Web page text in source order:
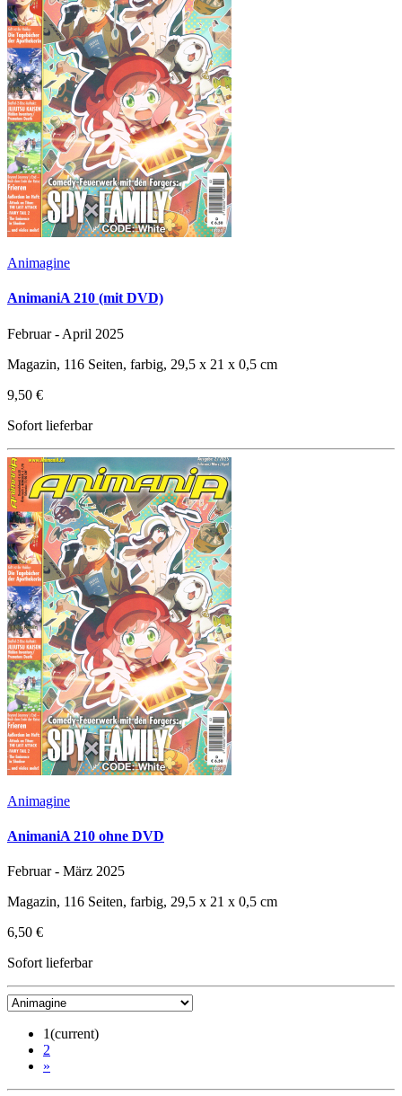
Animagine
AnimaniA 210 (mit DVD)
Februar - April 2025
Magazin, 116 Seiten, farbig, 29,5 x 21 x 0,5 cm
9,50 €
Sofort lieferbar
Animagine
AnimaniA 210 ohne DVD
Februar - März 2025
Magazin, 116 Seiten, farbig, 29,5 x 21 x 0,5 cm
6,50 €
Sofort lieferbar
1(current)
2
»